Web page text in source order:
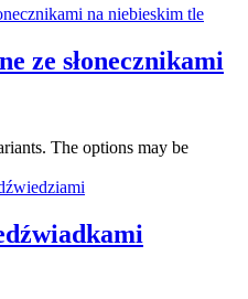
ze słonecznikami
The options may be